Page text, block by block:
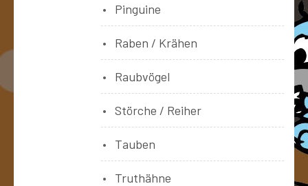
Pinguine
Raben / Krähen
Raubvögel
Störche / Reiher
Tauben
Truthähne